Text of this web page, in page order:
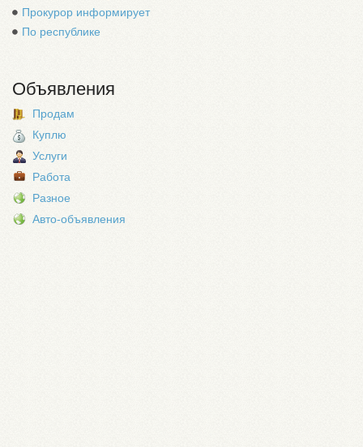
Прокурор информирует
По республике
Объявления
Продам
Куплю
Услуги
Работа
Разное
Авто-объявления